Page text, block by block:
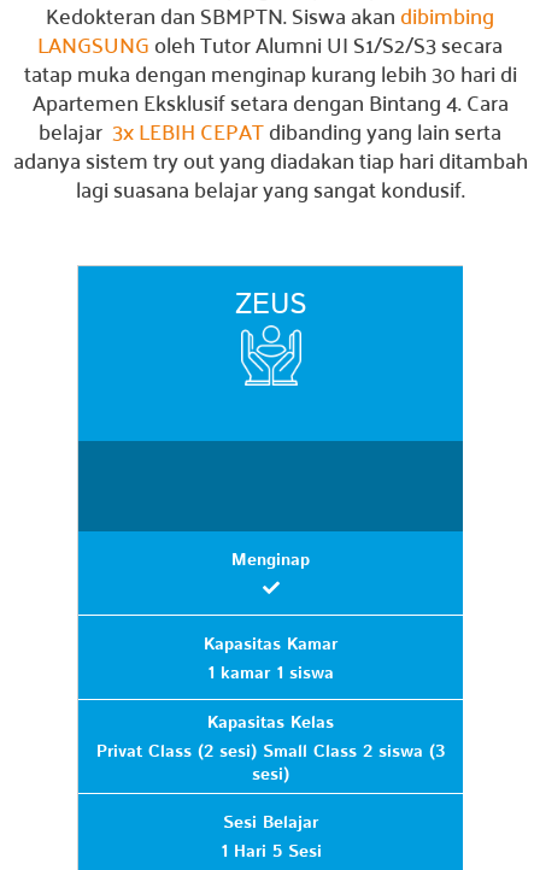
Kedokteran dan SBMPTN. Siswa akandibimbing
LANGSUNGoleh Tutor Alumni UI S1/S2/S3 secara
tatap muka dengan menginap kurang lebih 30 hari di
Apartemen Eksklusif setara dengan Bintang 4. Cara
belajar 3x LEBIH CEPATdibanding yang lain serta
adanya sistem try out yang diadakan tiap hari ditambah
lagi suasana belajar yang sangat kondusif.
ZEUS
Menginap
Kapasitas Kamar
1 kamar 1 siswa
Kapasitas Kelas
Privat Class (2 sesi) Small Class 2 siswa (3
sesi)
Sesi Belajar
1 Hari 5 Sesi